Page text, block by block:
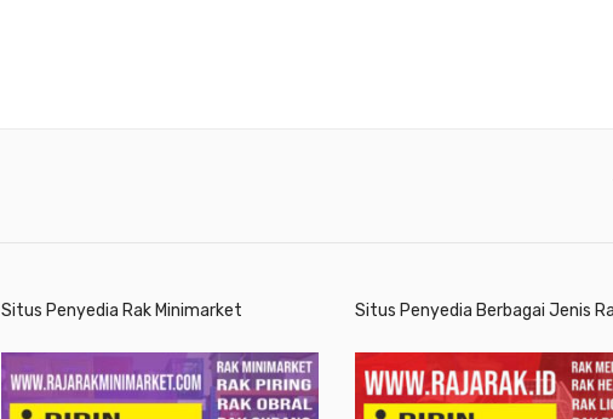
Situs Penyedia Rak Minimarket Situs Penyedia Berbagai Jenis